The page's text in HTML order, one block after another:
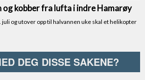
DEG DISSE SAKENE?